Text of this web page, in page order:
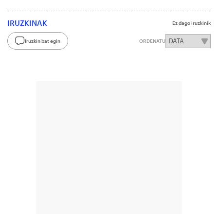
IRUZKINAK Ez dago iruzkinik
Iruzkin bat egin ORDENATU